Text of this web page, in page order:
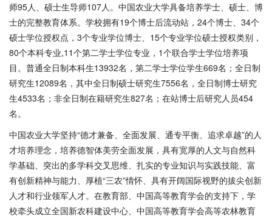
师95人、硕士生导师107人。中国农业大学具备培养学士、硕士、博
士的完整教育体系。学校拥有19个博士后流动站，24个博士、34个
硕士学位授权点，3个专业学位博士、15个专业学位硕士授权类别，
80个本科专业,11个第二学士学位专业，1个联合学士学位培养项
目。普通全日制本科生13932名，第二学士学位学生669名；全日制
研究生12089名，其中全日制硕士研究生7556名，全日制博士研究
生4533名；非全日制在籍研究生827名；在站博士后研究人员454
名。
中国农业大学坚持“德才兼备、全面发展、通专平衡、追求卓越”的人
才培养理念，培养德智体美劳全面发展，具有宽厚的人文与自然科
学基础、突出的多学科交叉思维、扎实的专业知识与实践技能、富
有创新精神与能力、厚植“三农”情怀、具有开阔国际视野的拔尖创新
人才和行业领军人才。在教育部、中国高等教育学会的支持下，学
校牵头成立全国新农科建设中心、中国高等教育学会高等农林教育